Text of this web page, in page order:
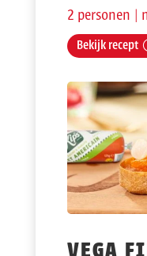
2 personen |
Bekijk recept
VEGA